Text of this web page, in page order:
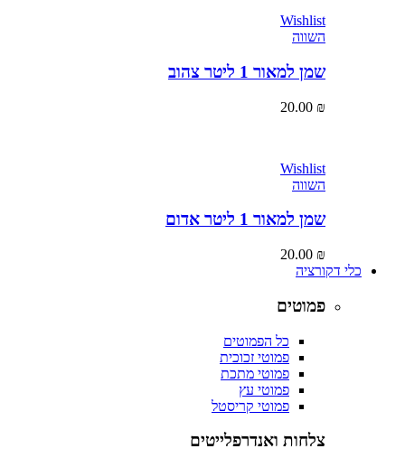
Wishlist
שמן למאור 1 ליטר צהוב
20.00
Wishlist
שמן למאור 1 ליטר אדום
20.00
כלי דקורציה
פמוטים
כל הפמוטים
פמוטי זכוכית
פמוטי מתכת
פמוטי עץ
פמוטי קריסטל
צלחות ואנדרפלייטים